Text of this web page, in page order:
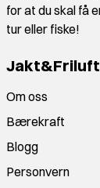
for at du skal få
tur eller fiske!
Jakt&Friluft
Om oss
Bærekraft
Blogg
Personvern